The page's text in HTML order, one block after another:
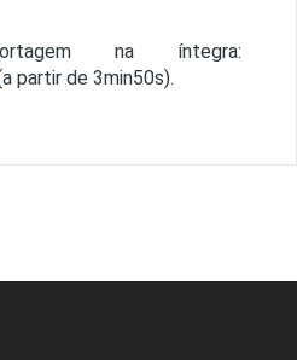
na íntegra:
partir de 3min50s).